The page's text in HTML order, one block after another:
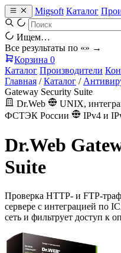
Migsoft Каталог
Ищем…
Все результаты по «» →
Корзина 0
Каталог Производители
Главная / Каталог /
Gateway Security Suite
Dr.Web
UNIX,
ФСТЭК России
IPv4 и
Dr.Web
Suite
Проверка HTTP- и FTP-
сервере с интеграцией по
сеть и фильтрует доступ к